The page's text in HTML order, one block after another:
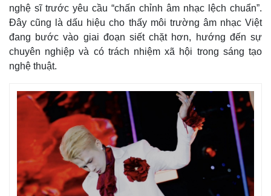
Kinh tế
Thị trường
nghệ sĩ trước yêu cầu “chấn chỉnh âm nhạc lệch chuẩn”.
Đây cũng là dấu hiệu cho thấy môi trường âm nhạc Việt
đang bước vào giai đoạn siết chặt hơn, hướng đến sự
chuyên nghiệp và có trách nhiệm xã hội trong sáng tạo
nghệ thuật.